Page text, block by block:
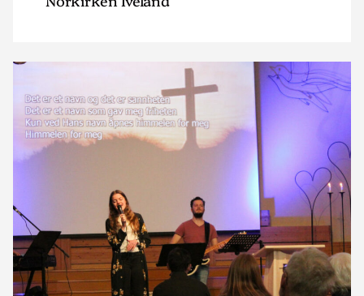
Read
article
Kristiansand"